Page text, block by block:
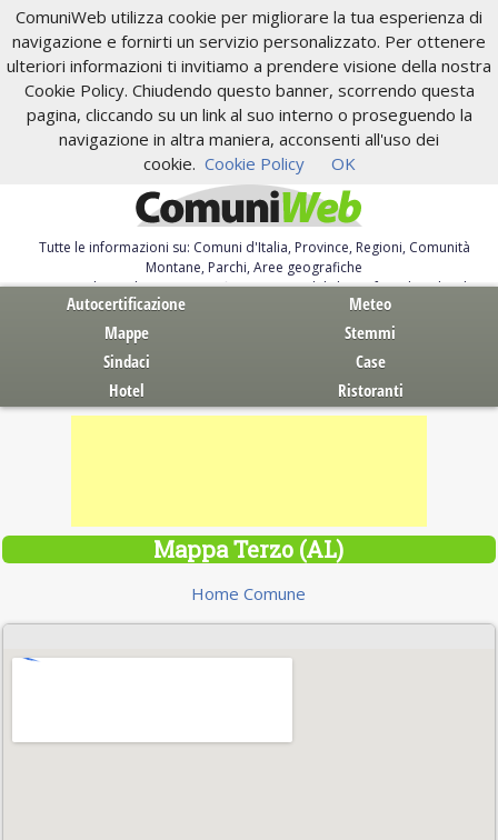
ComuniWeb utilizza cookie per migliorare la tua esperienza di
navigazione e fornirti un servizio personalizzato. Per ottenere
ulteriori informazioni ti invitiamo a prendere visione della nostra
Cookie Policy. Chiudendo questo banner, scorrendo questa
pagina, cliccando su un link al suo interno o proseguendo la
navigazione in altra maniera, acconsenti all'uso dei
cookie. Cookie Policy OK
Tutte le informazioni su: Comuni d'Italia, Province, Regioni, Comunità
Montane, Parchi, Aree geografiche
Servizi al Cittadino. Autocertificazione, moduli, leggi, free download
Autocertificazione
Meteo
Mappe
Stemmi
Sindaci
Case
Hotel
Ristoranti
Mappa Terzo (AL)
Home Comune